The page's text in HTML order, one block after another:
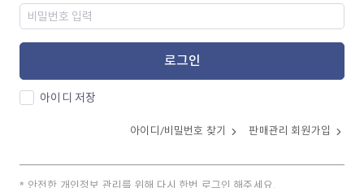
로그인
아이디 저장
아이디/비밀번호 찾기 판매관리 회원가입
안전한 개인정보 관리를 위해 다시 한번 로그인 해주세요.